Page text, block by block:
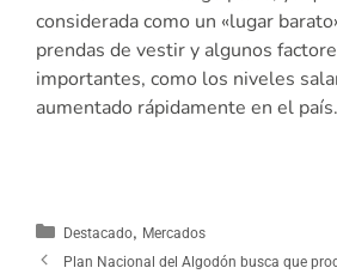
considerada como un «lugar
prendas de vestir y algunos
importantes, como los niveles
aumentado rápidamente en el país.
Destacado, Mercados
Plan Nacional del Algodón busca que